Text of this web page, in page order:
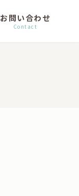
お問い合わせ
Contact